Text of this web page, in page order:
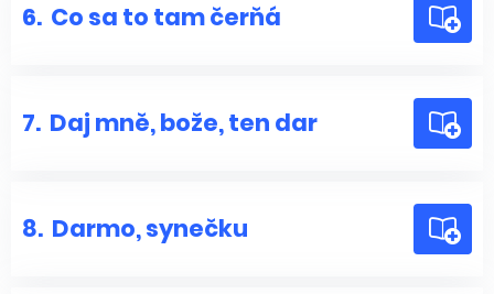
6. Co sa to tam čerňá
7. Daj mně, bože, ten dar
8. Darmo, synečku